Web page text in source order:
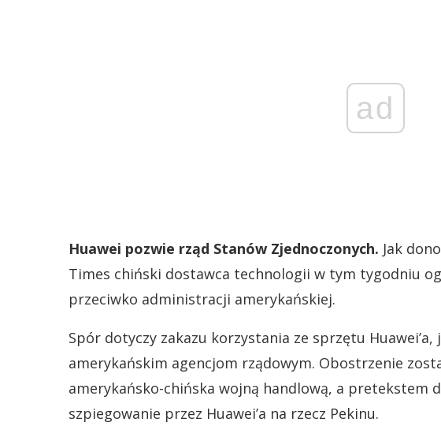
ad
Huawei pozwie rząd Stanów Zjednoczonych. Jak
Times chiński dostawca technologii w tym tygodniu
przeciwko administracji amerykańskiej.
Spór dotyczy zakazu korzystania ze sprzętu
amerykańskim agencjom rządowym. Obostrzenie
amerykańsko-chińska wojną handlową, a pretekstem
szpiegowanie przez Huawei’a na rzecz Pekinu.